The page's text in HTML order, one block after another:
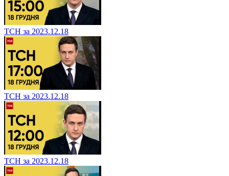
ТСН за 2023.12.18
ТСН за 2023.12.18
ТСН за 2023.12.18